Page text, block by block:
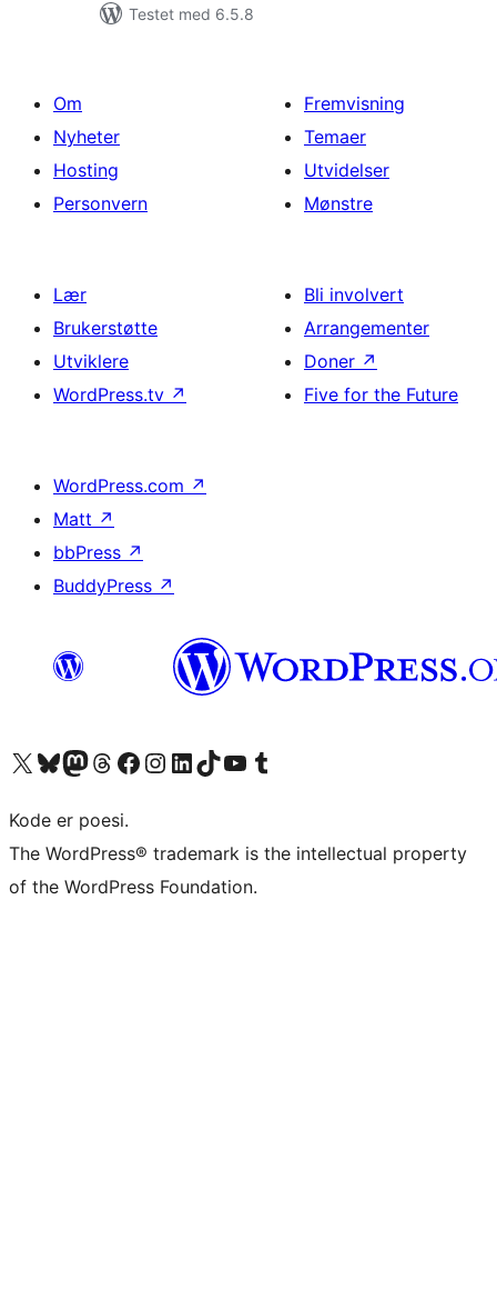
Testet med 6.5.8
Om
Nyheter
Hosting
Personvern
Fremvisning
Temaer
Utvidelser
Mønstre
Lær
Brukerstøtte
Utviklere
WordPress.tv ↗
Bli involvert
Arrangementer
Doner ↗
Five for the Future
WordPress.com ↗
Matt ↗
bbPress ↗
BuddyPress ↗
Besøk vår konto på X Visit our Bluesky account
Besøk vår Mastodon-konto
Visit our Threads account
Besøk vår Facebook-sideBesøk vår Instagram-konto
Besøk vår LinkedIn-konto
Visit our TikTok account
Visit our YouTube channel
Visit our Tumblr account
Kode er poesi.
The WordPress® trademark is the intellectual property
of the WordPress Foundation.